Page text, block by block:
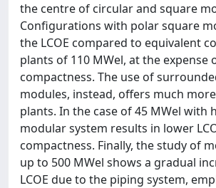
the centre of circular and square
Configurations with polar square
the LCOE compared to equivalent
plants of 110 MWel, at the expense
compactness. The use of
modules, instead, offers much
plants. In the case of 45 MWel with
modular system results in lower
compactness. Finally, the study of
up to 500 MWel shows a gradual
LCOE due to the piping system,